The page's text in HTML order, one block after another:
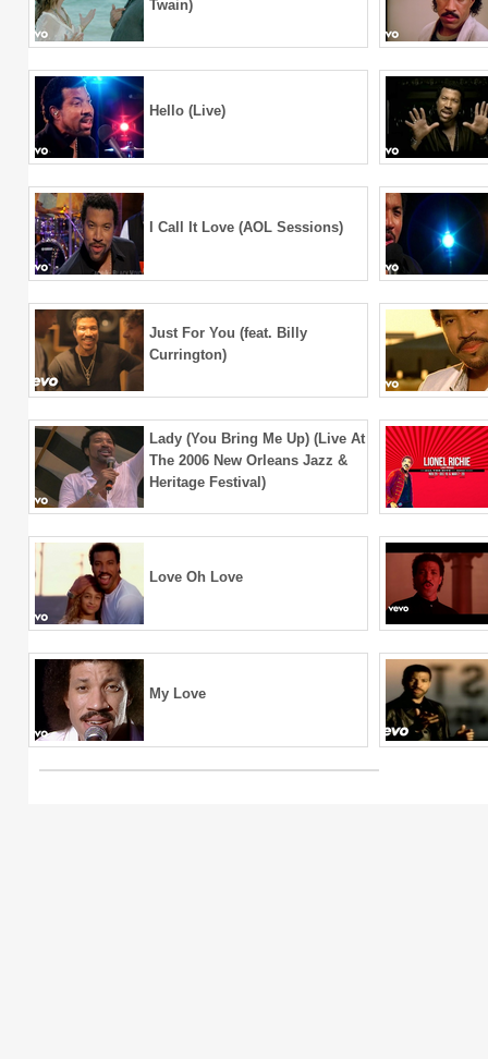
Twain)
Hello (Live)
I Call It Love (AOL Sessions)
Just For You (feat. Billy
Currington)
Lady (You Bring Me Up) (Live At
The 2006 New Orleans Jazz &
Heritage Festival)
Love Oh Love
My Love